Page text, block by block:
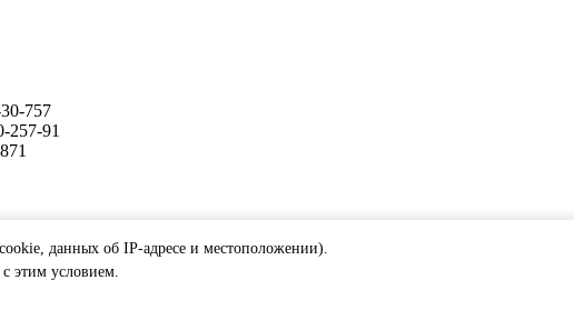
данных об IP-адресе и местоположении).
этим условием.
757
257-91